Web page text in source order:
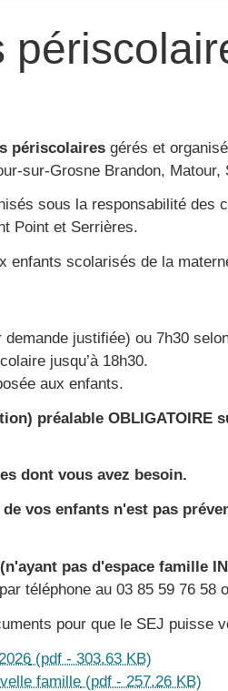
périscolaires gérés et
sur-Grosne Brandon,
sous la responsabilité des
Point et Serrières.
enfants scolarisés de la
justifiée) ou 7h30
jusqu’à 18h30.
aux enfants.
préalable OBLIGATOIRE
dont vous avez besoin.
vos enfants n'est pas
(n'ayant pas d'espace famille
téléphone au 03 85 59 76 58
pour que le SEJ puisse
(pdf - 303.63 KB)
famille(pdf - 257.26 KB)